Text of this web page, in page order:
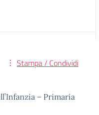
Stampa / Condividi
– Primaria